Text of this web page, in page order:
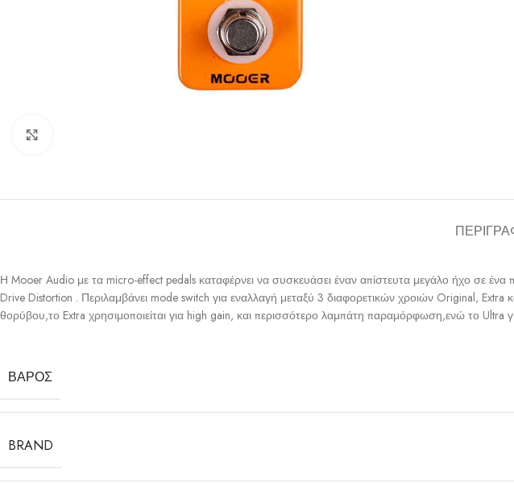
Η Mooer Audio με τα micro-effect pedals καταφέρνει να συσκευάσει έναν απίστευτα μεγάλο ήχο σε
Drive Distortion . Περιλαμβάνει mode switch για εναλλαγή μεταξύ 3 διαφορετικών χροιών Original,
θορύβου,το Extra χρησιμοποιείται για high gain, και περισσότερο λαμπάτη παραμόρφωση,ενώ το
ΒΆΡΟΣ
BRAND